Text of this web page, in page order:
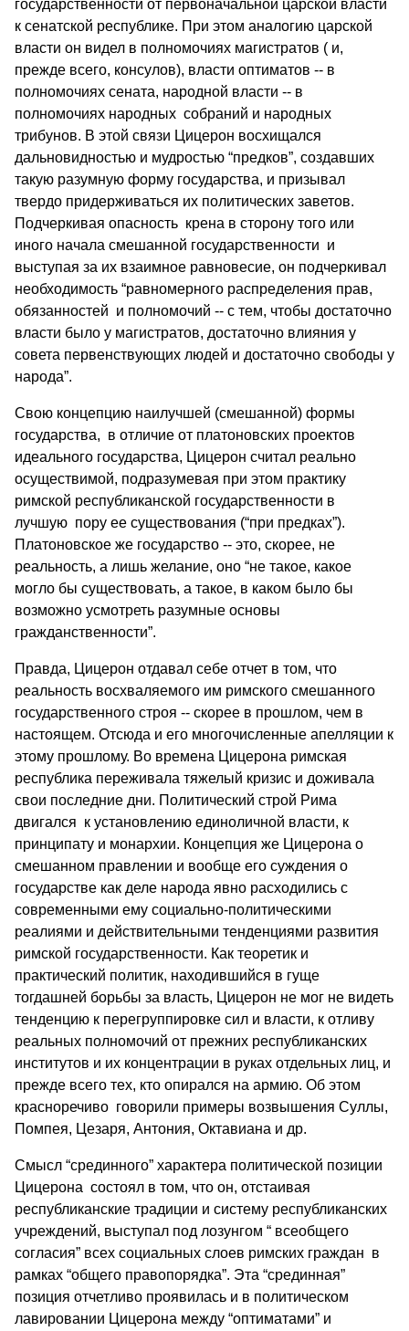
государственности от первоначальной царской власти
к сенатской республике. При этом аналогию царской
власти он видел в полномочиях магистратов ( и,
прежде всего, консулов), власти оптиматов -- в
полномочиях сената, народной власти -- в
полномочиях народных собраний и народных
трибунов. В этой связи Цицерон восхищался
дальновидностью и мудростью “предков”, создавших
такую разумную форму государства, и призывал
твердо придерживаться их политических заветов.
Подчеркивая опасность крена в сторону того или
иного начала смешанной государственности и
выступая за их взаимное равновесие, он подчеркивал
необходимость “равномерного распределения прав,
обязанностей и полномочий -- с тем, чтобы достаточно
власти было у магистратов, достаточно влияния у
совета первенствующих людей и достаточно свободы у
народа”.
Свою концепцию наилучшей (смешанной) формы
государства, в отличие от платоновских проектов
идеального государства, Цицерон считал реально
осуществимой, подразумевая при этом практику
римской республиканской государственности в
лучшую пору ее существования (“при предках”).
Платоновское же государство -- это, скорее, не
реальность, а лишь желание, оно “не такое, какое
могло бы существовать, а такое, в каком было бы
возможно усмотреть разумные основы
гражданственности”.
Правда, Цицерон отдавал себе отчет в том, что
реальность восхваляемого им римского смешанного
государственного строя -- скорее в прошлом, чем в
настоящем. Отсюда и его многочисленные апелляции к
этому прошлому. Во времена Цицерона римская
республика переживала тяжелый кризис и доживала
свои последние дни. Политический строй Рима
двигался к установлению единоличной власти, к
принципату и монархии. Концепция же Цицерона о
смешанном правлении и вообще его суждения о
государстве как деле народа явно расходились с
современными ему социально-политическими
реалиями и действительными тенденциями развития
римской государственности. Как теоретик и
практический политик, находившийся в гуще
тогдашней борьбы за власть, Цицерон не мог не видеть
тенденцию к перегруппировке сил и власти, к отливу
реальных полномочий от прежних республиканских
институтов и их концентрации в руках отдельных лиц, и
прежде всего тех, кто опирался на армию. Об этом
красноречиво говорили примеры возвышения Суллы,
Помпея, Цезаря, Антония, Октавиана и др.
Смысл “срединного” характера политической позиции
Цицерона состоял в том, что он, отстаивая
республиканские традиции и систему республиканских
учреждений, выступал под лозунгом “ всеобщего
согласия” всех социальных слоев римских граждан в
рамках “общего правопорядка”. Эта “срединная”
позиция отчетливо проявилась и в политическом
лавировании Цицерона между “оптиматами” и